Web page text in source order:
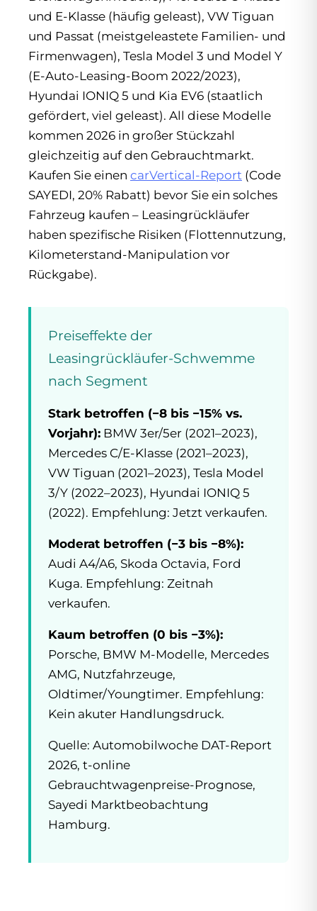
und E-Klasse (häufig geleast), VW Tiguan
und Passat (meistgeleastete Familien- und
Firmenwagen), Tesla Model 3 und Model Y
(E-Auto-Leasing-Boom 2022/2023),
Hyundai IONIQ 5 und Kia EV6 (staatlich
gefördert, viel geleast). All diese Modelle
kommen 2026 in großer Stückzahl
gleichzeitig auf den Gebrauchtmarkt.
Kaufen Sie einen carVertical-Report (Code
SAYEDI, 20% Rabatt) bevor Sie ein solches
Fahrzeug kaufen – Leasingrückläufer
haben spezifische Risiken (Flottennutzung,
Kilometerstand-Manipulation vor
Rückgabe).
Preiseffekte der
Leasingrückläufer-Schwemme
nach Segment
Stark betroffen (−8 bis −15% vs.
Vorjahr): BMW 3er/5er (2021–2023),
Mercedes C/E-Klasse (2021–2023),
VW Tiguan (2021–2023), Tesla Model
3/Y (2022–2023), Hyundai IONIQ 5
(2022). Empfehlung: Jetzt verkaufen.
Moderat betroffen (−3 bis −8%):
Audi A4/A6, Skoda Octavia, Ford
Kuga. Empfehlung: Zeitnah
verkaufen.
Kaum betroffen (0 bis −3%):
Porsche, BMW M-Modelle, Mercedes
AMG, Nutzfahrzeuge,
Oldtimer/Youngtimer. Empfehlung:
Kein akuter Handlungsdruck.
Quelle: Automobilwoche DAT-Report
2026, t-online
Gebrauchtwagenpreise-Prognose,
Sayedi Marktbeobachtung
Hamburg.